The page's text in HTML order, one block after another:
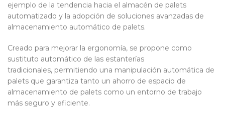
ejemplo de la tendencia hacia el almacén de palets
automatizado y la adopción de soluciones avanzadas de
almacenamiento automático de palets.
Creado para mejorar la ergonomía, se propone como
sustituto automático de las estanterías
tradicionales, permitiendo una manipulación automática de
palets que garantiza tanto un ahorro de espacio de
almacenamiento de palets como un entorno de trabajo
más seguro y eficiente.